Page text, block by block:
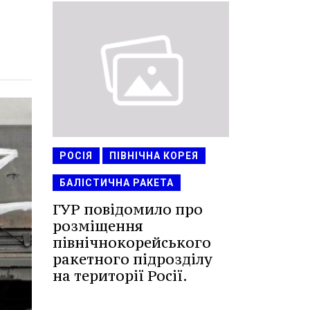
РОСІЯ ПІВНІЧНА КОРЕЯ
БАЛІСТИЧНА РАКЕТА
ГУР повідомило про
розміщення
північнокорейського
ракетного підрозділу
на території Росії.